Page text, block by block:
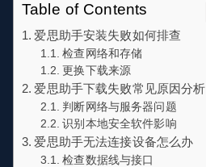
Table of Contents
爱思助手安装失败如何排查
检查网络和存储
更换下载来源
爱思助手下载失败常见原因分析
判断网络与服务器问题
识别本地安全软件影响
爱思助手无法连接设备怎么办
检查数据线与接口